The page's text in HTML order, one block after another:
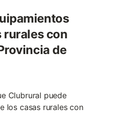
rurales con
de
Clubrural puede
los casas rurales con